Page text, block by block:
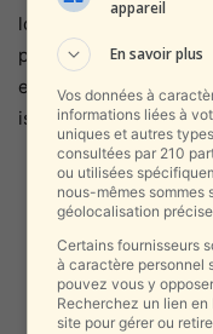
logistique. Ils ont
proposer de subir des
et ceux qui ne le
isolement pendant
appareil
En savoir plus
Vos données à
informations liées à
uniques et autres
consultées par 210
ou utilisées
nous-mêmes sommes
géolocalisation
Certains fournisseurs
à caractère personnel
pouvez vous y
Recherchez un lien
site pour gérer ou